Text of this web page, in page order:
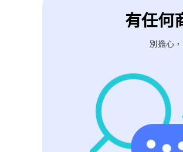
有任何
別擔心